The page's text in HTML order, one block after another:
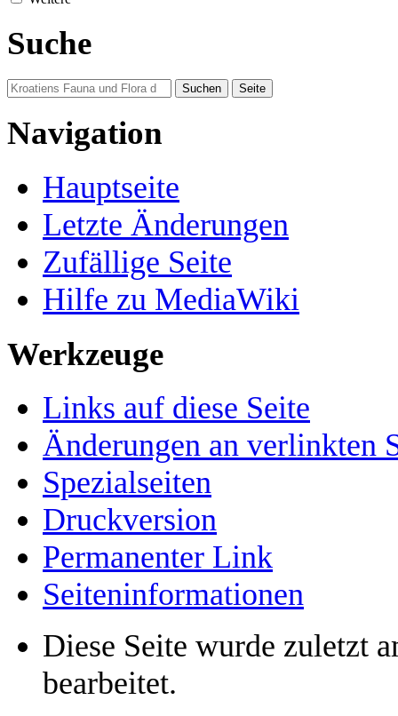
Suche
Navigation
Hauptseite
Letzte Änderungen
Zufällige Seite
Hilfe zu MediaWiki
Werkzeuge
Links auf diese Seite
Änderungen an verlinkten
Spezialseiten
Druckversion
Permanenter Link
Seiten­informationen
Diese Seite wurde zuletzt
bearbeitet.